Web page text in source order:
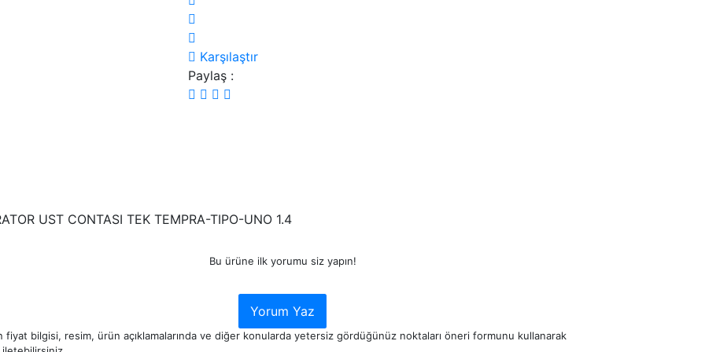
Karşılaştır
Paylaş :
UST CONTASI TEK TEMPRA-TIPO-UNO 1.4
Bu ürüne ilk yorumu siz yapın!
Yorum Yaz
fiyat bilgisi, resim, ürün açıklamalarında ve diğer konularda yetersiz gördüğünüz noktaları öneri formunu kullanarak